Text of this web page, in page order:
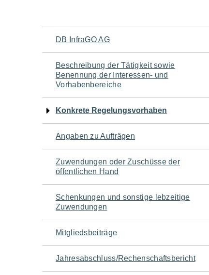
Navigation
für
den
Seiteninhalt
DB InfraGO AG
Beschreibung der Tätigkeit sowie
Benennung der Interessen- und
Vorhabenbereiche
Konkrete Regelungsvorhaben
Angaben zu Aufträgen
Zuwendungen oder Zuschüsse der
öffentlichen Hand
Schenkungen und sonstige lebzeitige
Zuwendungen
Mitgliedsbeiträge
Jahresabschluss/Rechenschaftsbericht